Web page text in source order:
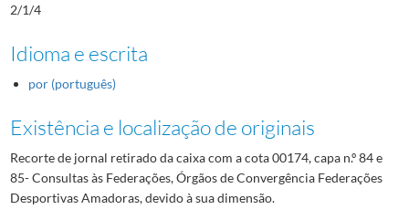
2/1/4
Idioma e escrita
por (português)
Existência e localização de originais
Recorte de jornal retirado da caixa com a cota 00174, capa n.º 84 e
85- Consultas às Federações, Órgãos de Convergência Federações
Desportivas Amadoras, devido à sua dimensão.